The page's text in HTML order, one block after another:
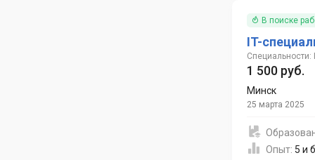
В поиске
IT-
Специальности:
1 500 руб.
Минск
25 марта 2025
Опыт: 5 и